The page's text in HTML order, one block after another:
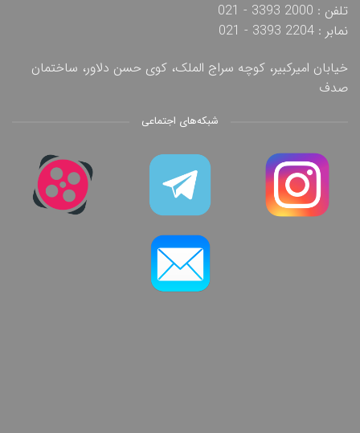
تلفن : 2000 3393 - 021
نمابر : 2204 3393 - 021
خیابان امیرکبیر، کوچه سراج الملک، کوی حسن دلاور، ساختمان
صدف
شبکه‌های اجتماعی